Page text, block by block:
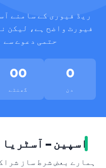
ریڈ فیوری کے سامنے
فیورٹ واضح ہے، لیکن
حتمی دعوے سے
0
دن
00
گھنٹے
اسپین –
ہمارے بعض شرط ساز